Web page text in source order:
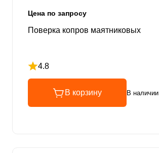
Цена по запросу
Поверка копров маятниковых
4.8
Рейтинг 4.8 из 5
В корзину В наличии